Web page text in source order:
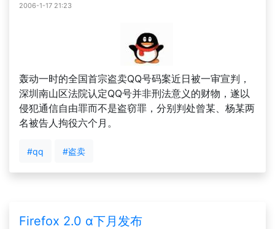
2006-1-17 21:23
轰动一时的全国首宗盗卖QQ号码案近日被一审宣判，
深圳南山区法院认定QQ号并非刑法意义的财物，遂以
侵犯通信自由罪而不是盗窃罪，分别判处曾某、杨某两
名被告人拘役六个月。
#qq #盗卖
Firefox 2.0 α下月发布